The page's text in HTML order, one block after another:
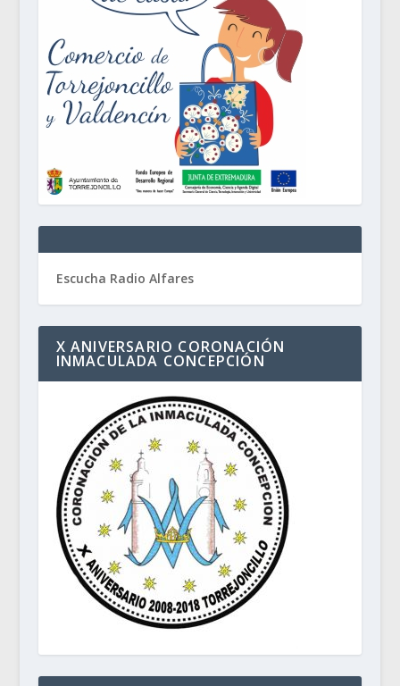
Escucha Radio Alfares
X ANIVERSARIO CORONACIÓN
INMACULADA CONCEPCIÓN